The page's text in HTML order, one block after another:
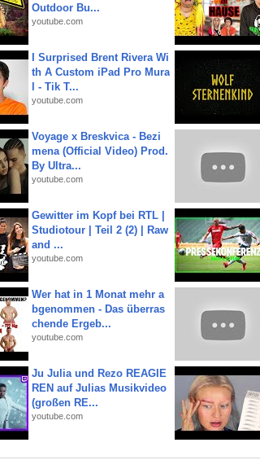
Outdoor Bu...
youtube.com
I Surprised Brent Rivera Wi
th A Custom iPad Pro Mura
l - Tik T...
youtube.com
Voyage x Breskvica - Bezi
mena (Official Video) Prod.
By Ultra...
youtube.com
Gewitter im Kopf bei RTL |
Studiotour | Teil 2 (2) | Raw
and ...
youtube.com
Wer hat in 1 Monat mehr a
bgenommen - Das überras
chende Ergeb...
youtube.com
Ju Julia und Rezo REAGIE
REN auf Julias Musikvideo
(großen RE...
youtube.com